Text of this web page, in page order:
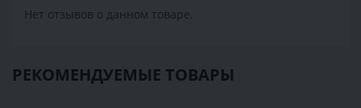
Нет отзывов о данном товаре.
РЕКОМЕНДУЕМЫЕ ТОВАРЫ